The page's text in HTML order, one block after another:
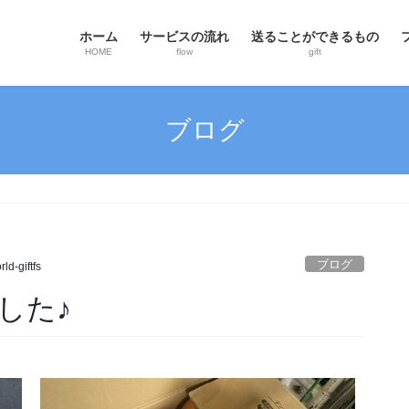
ホーム
HOME
サービスの流れ
flow
送ることができるもの
gift
ブログ
giftfs ブログ
た♪